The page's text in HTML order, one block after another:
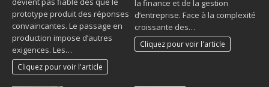
prototype produit des réponses
convaincantes. Le passage en
production impose d’autres
exigences. Les…
Cliquez pour voir l'article
la finance et de la gestion
d’entreprise. Face à la complexité
croissante des…
Cliquez pour voir l'article